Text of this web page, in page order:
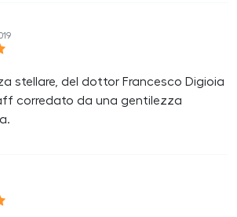
stellare, del dottor Francesco Digioia
corredato da una gentilezza